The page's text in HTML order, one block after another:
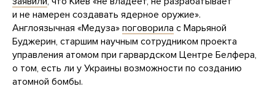
и не намерен создавать ядерное оружие».
Англоязычная «Медуза» поговорила с Марьяной
Буджерин, старшим научным сотрудником проекта
управления атомом при гарвардском Центре Белфера,
о том, есть ли у Украины возможности по созданию
атомной бомбы.